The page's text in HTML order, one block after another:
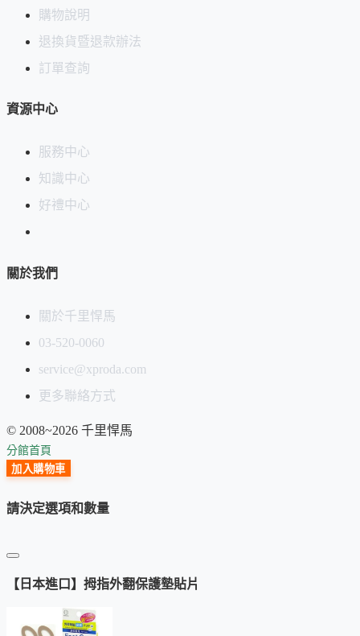
購物說明
退換貨暨退款辦法
訂單查詢
資源中心
服務中心
知識中心
好禮中心
關於我們
關於千里悍馬
03-520-0060
service@xproda.com
更多聯絡方式
© 2008~2026 千里悍馬
分館首頁
加入購物車
請決定選項和數量
【日本進口】拇指外翻保護墊貼片